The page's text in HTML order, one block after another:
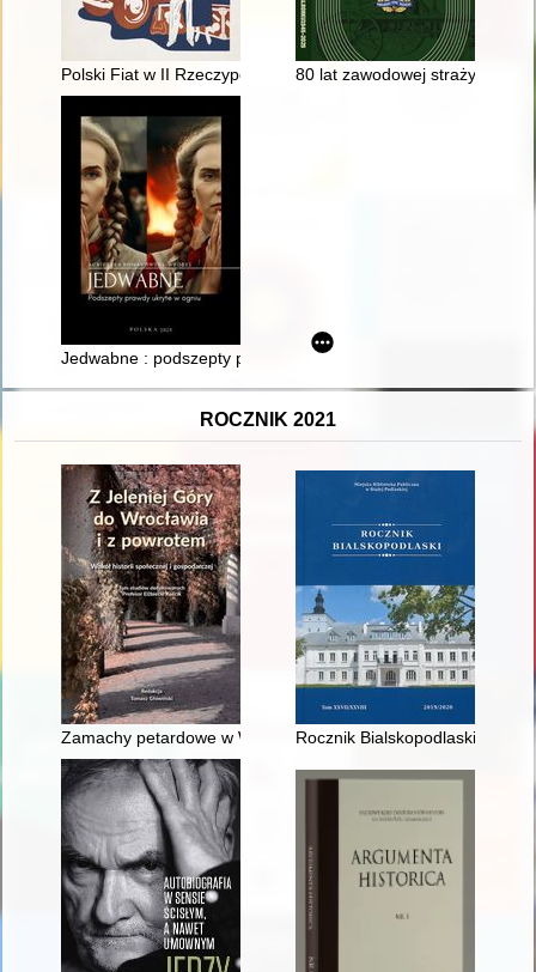
Polski Fiat w II Rzeczypospolitej : historia Fiata na ziemiach
80 lat zawodowej straży
Jedwabne : podszepty prawdy ukryte w ogniu
ROCZNIK 2021
Zamachy petardowe w Wilnie, w 1937 roku : kronika
Rocznik Bialskopodlaski. T.